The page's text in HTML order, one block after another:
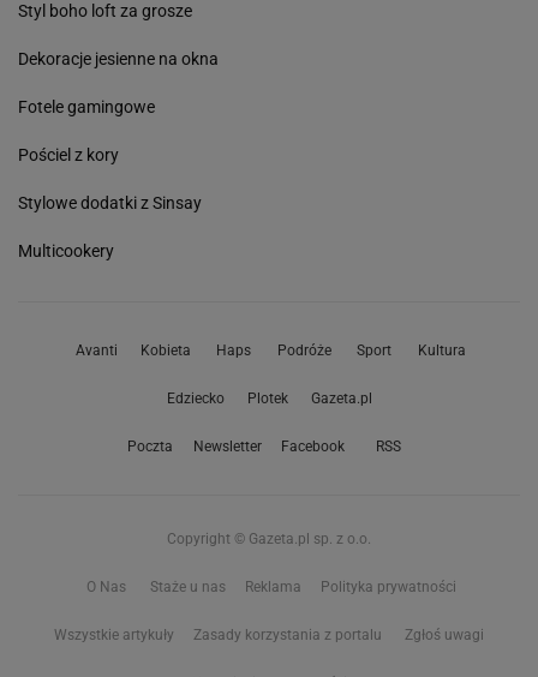
Styl boho loft za grosze
Dekoracje jesienne na okna
Fotele gamingowe
Pościel z kory
Stylowe dodatki z Sinsay
Multicookery
Avanti Kobieta Haps Podróże Sport Kultura
Edziecko Plotek Gazeta.pl
Poczta Newsletter Facebook RSS
Copyright © Gazeta.pl sp. z o.o.
O Nas Staże u nas Reklama Polityka prywatności
Wszystkie artykuły Zasady korzystania z portalu Zgłoś uwagi